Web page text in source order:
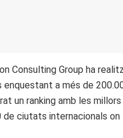
Consulting Group ha
enquestant a més de
un ranking amb les
de ciutats internacionals on